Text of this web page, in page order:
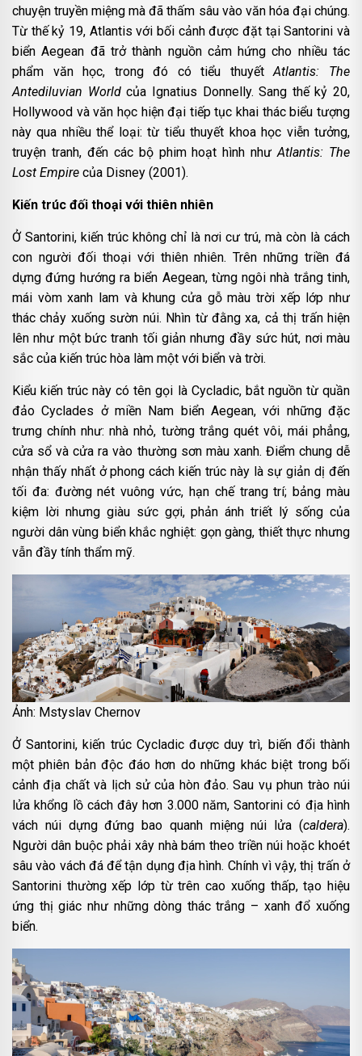
chuyện truyền miệng mà đã thấm sâu vào văn hóa đại chúng.
Từ thế kỷ 19, Atlantis với bối cảnh được đặt tại Santorini và
biển Aegean đã trở thành nguồn cảm hứng cho nhiều tác
phẩm văn học, trong đó có tiểu thuyếtAtlantis: The
Antediluvian Worldcủa Ignatius Donnelly. Sang thế kỷ 20,
Hollywood và văn học hiện đại tiếp tục khai thác biểu tượng
này qua nhiều thể loại: từ tiểu thuyết khoa học viễn tưởng,
truyện tranh, đến các bộ phim hoạt hình nhưAtlantis: The
Lost Empire của Disney (2001).
Kiến trúc đối thoại với thiên nhiên
Ở Santorini, kiến trúc không chỉ là nơi cư trú, mà còn là cách
con người đối thoại với thiên nhiên. Trên những triền đá
dựng đứng hướng ra biển Aegean, từng ngôi nhà trắng tinh,
mái vòm xanh lam và khung cửa gỗ màu trời xếp lớp như
thác chảy xuống sườn núi. Nhìn từ đằng xa, cả thị trấn hiện
lên như một bức tranh tối giản nhưng đầy sức hút, nơi màu
sắc của kiến trúc hòa làm một với biển và trời.
Kiểu kiến trúc này có tên gọi là Cycladic, bắt nguồn từ quần
đảo Cyclades ở miền Nam biển Aegean, với những đặc
trưng chính như: nhà nhỏ, tường trắng quét vôi, mái phẳng,
cửa sổ và cửa ra vào thường sơn màu xanh. Điểm chung dễ
nhận thấy nhất ở phong cách kiến trúc này là sự giản dị đến
tối đa: đường nét vuông vức, hạn chế trang trí; bảng màu
kiệm lời nhưng giàu sức gợi, phản ánh triết lý sống của
người dân vùng biển khắc nghiệt: gọn gàng, thiết thực nhưng
vẫn đầy tính thẩm mỹ.
Ảnh: Mstyslav Chernov
Ở Santorini, kiến trúc Cycladic được duy trì, biến đổi thành
một phiên bản độc đáo hơn do những khác biệt trong bối
cảnh địa chất và lịch sử của hòn đảo. Sau vụ phun trào núi
lửa khổng lồ cách đây hơn 3.000 năm, Santorini có địa hình
vách núi dựng đứng bao quanh miệng núi lửa (caldera).
Người dân buộc phải xây nhà bám theo triền núi hoặc khoét
sâu vào vách đá để tận dụng địa hình. Chính vì vậy, thị trấn ở
Santorini thường xếp lớp từ trên cao xuống thấp, tạo hiệu
ứng thị giác như những dòng thác trắng – xanh đổ xuống
biển.